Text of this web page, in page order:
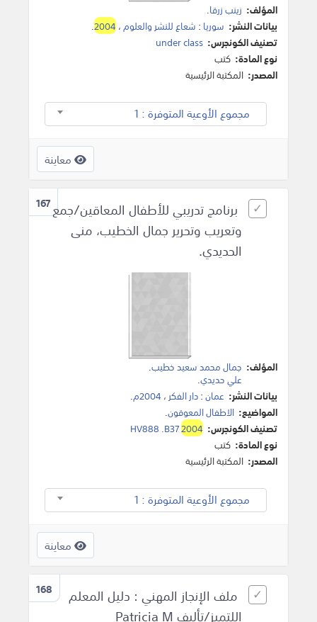
المؤلف: زينب زرقا.
بيانات النشر: سوريا : شعاع للنشر والعلوم،2004
.
تصنيف الكونجرس: under class
نوع المادة: كتب
المصدر: المكتبة الرئيسية
مجموع الأوعية المتوفرة : 1
معاينة
167برنامج تدريبي للأطفال المعاقين/جمع
وتعريب وتحرير جمال الخطيب، منى
الحديدي.
المؤلف: جمال محمد سعيد خطيب.
علي حديدي.
بيانات النشر: عمان:دار الفكر ، 2004م .
المواضيع: الاطفال المعوقون.
تصنيف الكونجرس:
HV888 .B372004
نوع المادة: كتب
المصدر: المكتبة الرئيسية
مجموع الأوعية المتوفرة : 1
معاينة
168
ملف الإنجاز المهني : دليل المعلم
اللتميز/تأليف Patricia M